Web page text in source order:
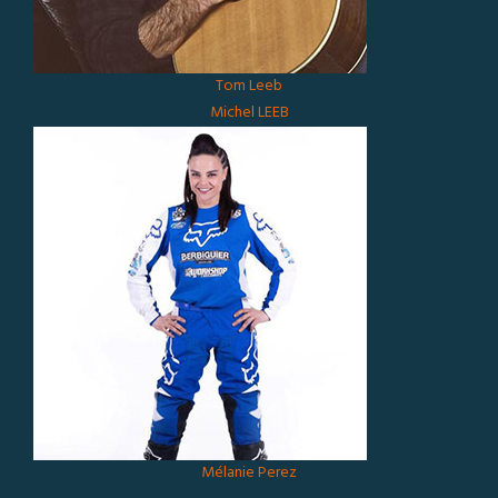
Tom Leeb
Michel LEEB
Mélanie Perez